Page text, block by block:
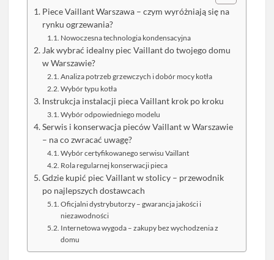
Piece Vaillant Warszawa – czym wyróżniają się na
rynku ogrzewania?
Nowoczesna technologia kondensacyjna
Jak wybrać idealny piec Vaillant do twojego domu
w Warszawie?
Analiza potrzeb grzewczych i dobór mocy kotła
Wybór typu kotła
Instrukcja instalacji pieca Vaillant krok po kroku
Wybór odpowiedniego modelu
Serwis i konserwacja pieców Vaillant w Warszawie
– na co zwracać uwagę?
Wybór certyfikowanego serwisu Vaillant
Rola regularnej konserwacji pieca
Gdzie kupić piec Vaillant w stolicy – przewodnik
po najlepszych dostawcach
Oficjalni dystrybutorzy – gwarancja jakości i
niezawodności
Internetowa wygoda – zakupy bez wychodzenia z
domu